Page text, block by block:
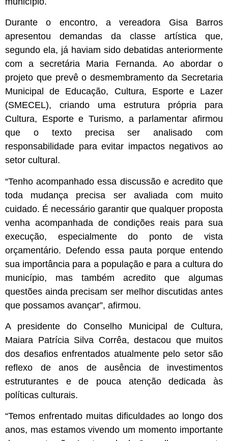
Durante o encontro, a vereadora Gisa Barros
apresentou demandas da classe artística que,
segundo ela, já haviam sido debatidas anteriormente
com a secretária Maria Fernanda. Ao abordar o
projeto que prevê o desmembramento da Secretaria
Municipal de Educação, Cultura, Esporte e Lazer
(SMECEL), criando uma estrutura própria para
Cultura, Esporte e Turismo, a parlamentar afirmou
que o texto precisa ser analisado com
responsabilidade para evitar impactos negativos ao
setor cultural.
“Tenho acompanhado essa discussão e acredito que
toda mudança precisa ser avaliada com muito
cuidado. É necessário garantir que qualquer proposta
venha acompanhada de condições reais para sua
execução, especialmente do ponto de vista
orçamentário. Defendo essa pauta porque entendo
sua importância para a população e para a cultura do
município, mas também acredito que algumas
questões ainda precisam ser melhor discutidas antes
que possamos avançar”, afirmou.
A presidente do Conselho Municipal de Cultura,
Maiara Patrícia Silva Corrêa, destacou que muitos
dos desafios enfrentados atualmente pelo setor são
reflexo de anos de ausência de investimentos
estruturantes e de pouca atenção dedicada às
políticas culturais.
“Temos enfrentado muitas dificuldades ao longo dos
anos, mas estamos vivendo um momento importante